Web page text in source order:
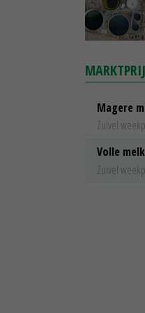
Magere
Zuivel
Volle
Zuivel